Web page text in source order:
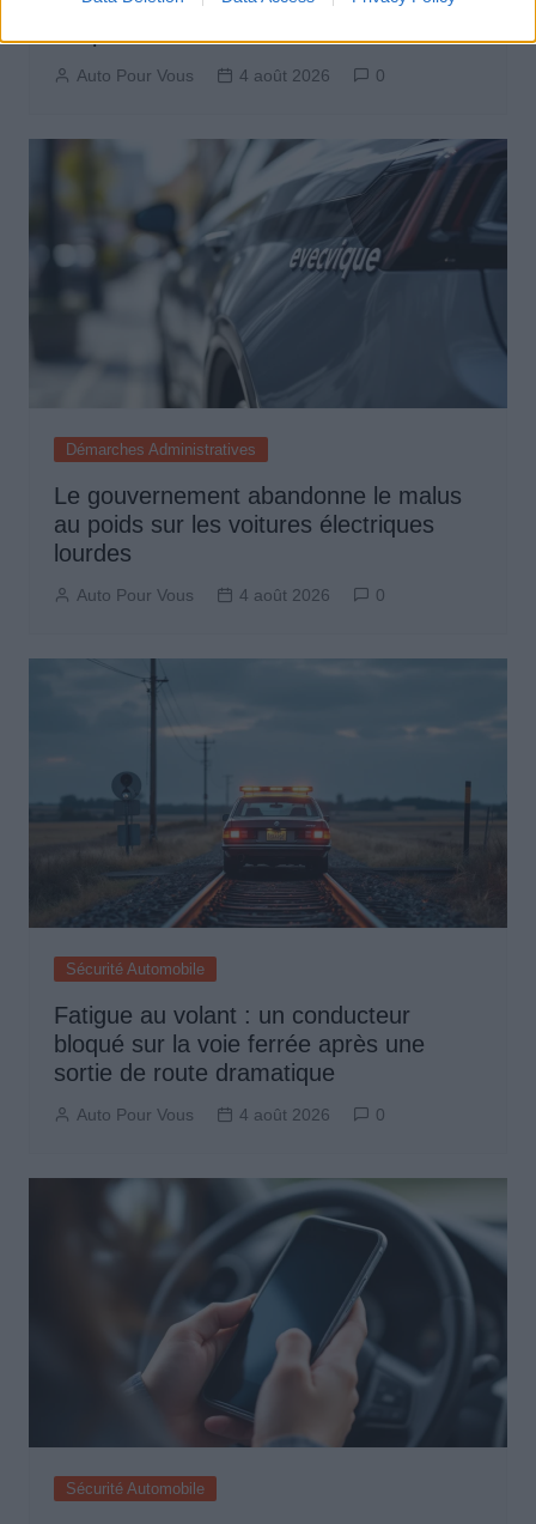
Auto Pour Vous 4 août 2026 0
Démarches Administratives
Le gouvernement abandonne le malus
au poids sur les voitures électriques
lourdes
Auto Pour Vous 4 août 2026 0
Sécurité Automobile
Fatigue au volant : un conducteur
bloqué sur la voie ferrée après une
sortie de route dramatique
Auto Pour Vous 4 août 2026 0
Sécurité Automobile